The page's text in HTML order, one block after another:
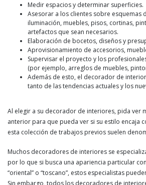
Medir espacios y determinar superficies.
Asesorar a los clientes sobre esquemas
iluminación, muebles, pisos, cortinas,
artefactos que sean necesarios.
Elaboración de bocetos, diseños y
Aprovisionamiento de accesorios,
Supervisar el proyecto y los
(por ejemplo, arreglos de muebles,
Además de esto, el decorador de
tanto de las tendencias actuales y los
Al elegir a su decorador de interiores, pida ver
anterior para que pueda ver si su estilo encaja
esta colección de trabajos previos suelen
Muchos decoradores de interiores se
por lo que si busca una apariencia particular
“oriental” o “toscano”, estos especialistas
Sin embargo, todos los decoradores de